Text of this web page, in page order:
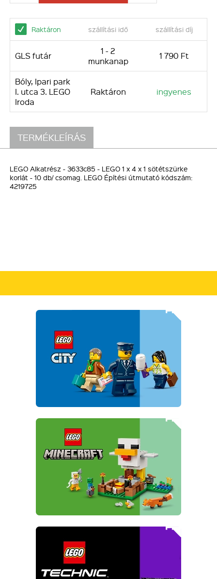
Raktáron szállítási idő szállítási díj
GLS futár
1 - 2
munkanap
1 790 Ft
Bóly, Ipari park
I. utca 3. LEGO
Iroda
Raktáron ingyenes
TERMÉKLEÍRÁS
LEGO Alkatrész - 3633c85 - LEGO 1 x 4 x 1 sötétszürke
korlát - 10 db/ csomag. LEGO Építési útmutató kódszám:
4219725